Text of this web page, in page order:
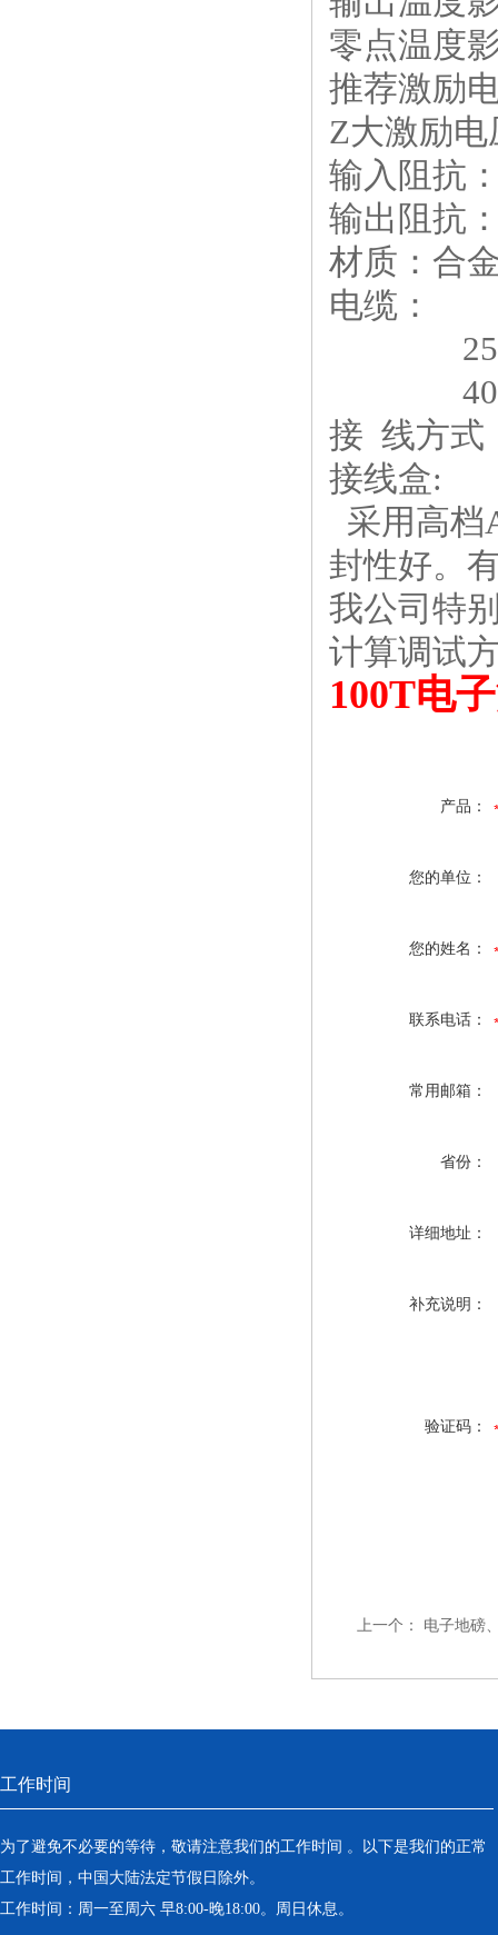
零点温度
推荐激励
Z大激励电
输入阻
输出阻抗
材质：合
电缆：
25-
40-
接 线方式
接线盒:
采用高档
封性好。
我公司特
计算调试
100T电
产品：
您的单位：
您的姓名：
联系电话：
常用邮箱：
省份：
详细地址：
补充说明：
验证码：
上一个： 电子地磅
工作时间
为了避免不必要的等待，敬请注意我们的工作时间 。以下是我们的正常
工作时间，中国大陆法定节假日除外。
工作时间：周一至周六 早8:00-晚18:00。周日休息。